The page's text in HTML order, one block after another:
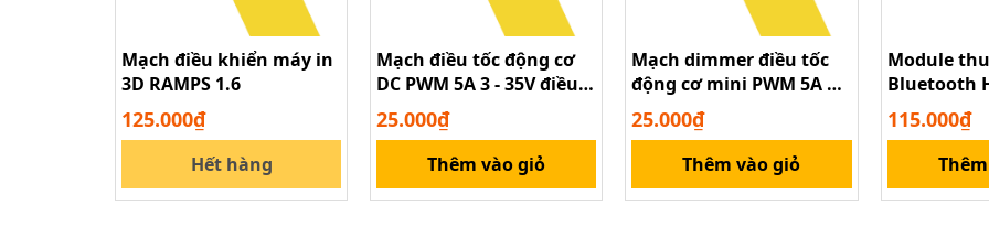
Mạch công suất MOSFET HA210N06
CÁC BẠN CẦN XIN HÃY LIÊN HỆ THEO CÁC THÔNG TIN SAU.
LINH KIỆN ĐIỆN TỬ TPHCM
Địa Chỉ: Số 40/12 Lữ Gia - Phường 15 - Quận 11 - HCM
Mạch điều khiển máy in
3D RAMPS 1.6
125.000₫
Hết hàng
Mạch điều tốc động cơ
DC PWM 5A 3 - 35V điều
chỉnh độ sáng đèn Led
25.000₫
Thêm vào giỏ
Mạch dimmer điều tốc
động cơ mini PWM 5A 5v
đến 35v 90w
25.000₫
Thêm vào giỏ
Module
Bluetooth
115.000₫